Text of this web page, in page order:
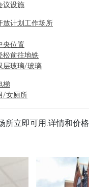
议设施
放计划工作场所
央位置
松前往地铁
层玻璃/玻璃
梯
/女厕所
所立即可用.详情和价